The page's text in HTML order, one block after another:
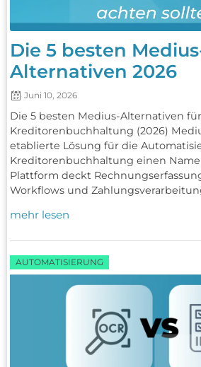
Die 5 besten
Alternativen 2026
Juni 10, 2026
Die 5 besten Medius-Alternativen
Kreditorenbuchhaltung (2026)
etablierte Lösung für die
Kreditorenbuchhaltung einen
Plattform deckt
Workflows und
mehr lesen
AUTOMATISIERUNG